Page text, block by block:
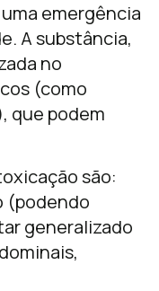
emergência
A substância,
no
(como
que podem
são:
(podendo
generalizado